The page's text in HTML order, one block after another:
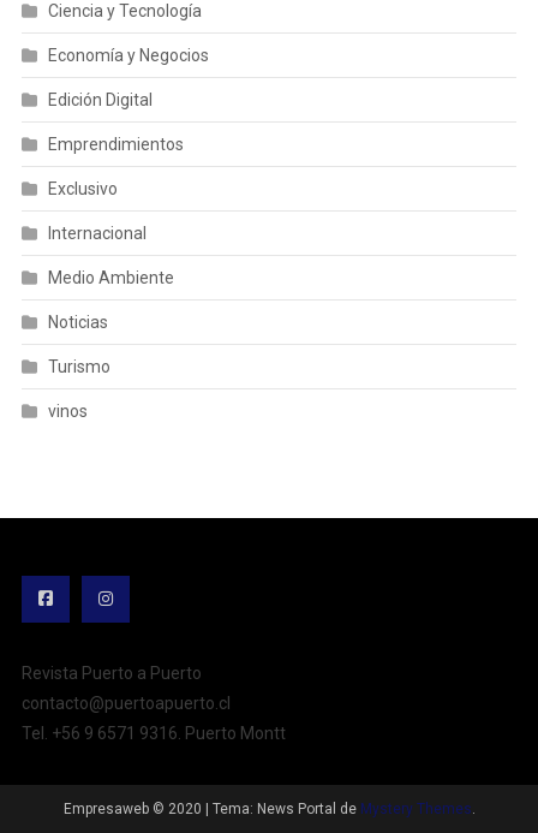
Ciencia y Tecnología
Economía y Negocios
Edición Digital
Emprendimientos
Exclusivo
Internacional
Medio Ambiente
Noticias
Turismo
vinos
Revista Puerto a Puerto
contacto@puertoapuerto.cl
Tel. +56 9 6571 9316. Puerto Montt
Empresaweb © 2020 Tema: News Portal de Mystery Themes.